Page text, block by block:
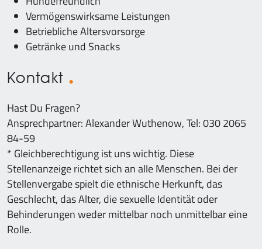
Vermögenswirksame Leistungen
Betriebliche Altersvorsorge
Getränke und Snacks
Kontakt
Hast Du Fragen?
Ansprechpartner: Alexander Wuthenow, Tel: 030 2065
84-59
* Gleichberechtigung ist uns wichtig. Diese
Stellenanzeige richtet sich an alle Menschen. Bei der
Stellenvergabe spielt die ethnische Herkunft, das
Geschlecht, das Alter, die sexuelle Identität oder
Behinderungen weder mittelbar noch unmittelbar eine
Rolle.